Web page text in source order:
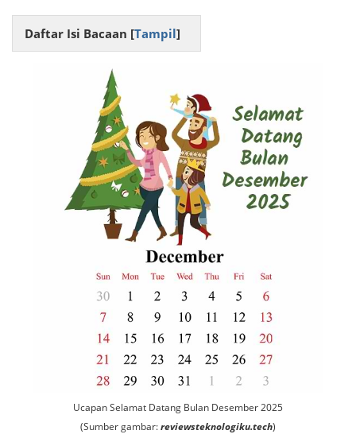
Daftar Isi Bacaan [Tampil]
Ucapan Selamat Datang Bulan Desember 2025
(Sumber gambar:reviewsteknologiku.tech)